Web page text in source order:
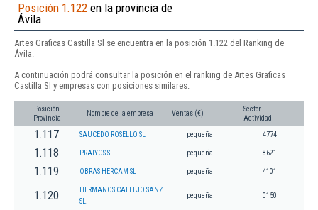
Posición 1.122 en la provincia de
Ávila
Artes Graficas Castilla Sl se encuentra en la posición 1.122 del Ranking de
Ávila.
A continuación podrá consultar la posición en el ranking de Artes Graficas
Castilla Sl y empresas con posiciones similares:
Posición
Provincia
Nombre de la empresa Ventas (€)
Sector
Actividad
1.117 SAUCEDO ROSELLO SL pequeña 4774
1.118 PRAIYOS SL pequeña 8621
1.119 OBRAS HERCAM SL pequeña 4101
1.120
HERMANOS CALLEJO SANZ
SL.
pequeña 0150